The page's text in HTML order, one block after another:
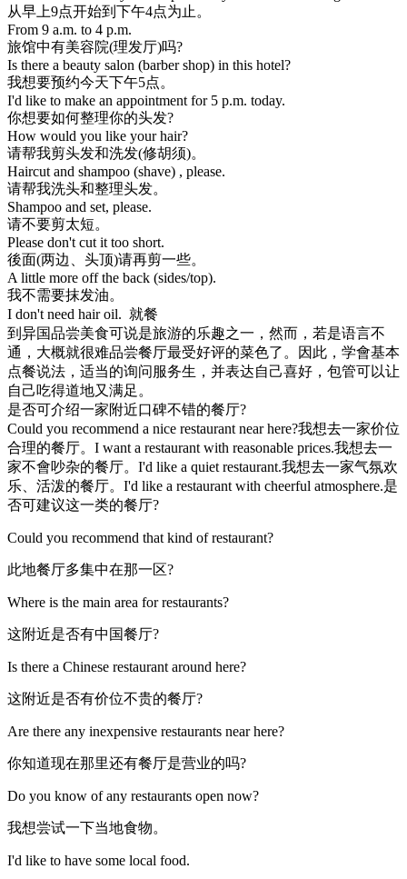
从早上9点开始到下午4点为止。
From 9 a.m. to 4 p.m.
旅馆中有美容院(理发厅)吗?
Is there a beauty salon (barber shop) in this hotel?
我想要预约今天下午5点。
I'd like to make an appointment for 5 p.m. today.
你想要如何整理你的头发?
How would you like your hair?
请帮我剪头发和洗发(修胡须)。
Haircut and shampoo (shave) , please.
请帮我洗头和整理头发。
Shampoo and set, please.
请不要剪太短。
Please don't cut it too short.
後面(两边、头顶)请再剪一些。
A little more off the back (sides/top).
我不需要抹发油。
I don't need hair oil. 就餐
到异国品尝美食可说是旅游的乐趣之一，然而，若是语言不
通，大概就很难品尝餐厅最受好评的菜色了。因此，学會基本
点餐说法，适当的询问服务生，并表达自己喜好，包管可以让
自己吃得道地又满足。
是否可介绍一家附近口碑不错的餐厅?
Could you recommend a nice restaurant near here?我想去一家价位
合理的餐厅。I want a restaurant with reasonable prices.我想去一
家不會吵杂的餐厅。I'd like a quiet restaurant.我想去一家气氛欢
乐、活泼的餐厅。I'd like a restaurant with cheerful atmosphere.是
否可建议这一类的餐厅?
Could you recommend that kind of restaurant?
此地餐厅多集中在那一区?
Where is the main area for restaurants?
这附近是否有中国餐厅?
Is there a Chinese restaurant around here?
这附近是否有价位不贵的餐厅?
Are there any inexpensive restaurants near here?
你知道现在那里还有餐厅是营业的吗?
Do you know of any restaurants open now?
我想尝试一下当地食物。
I'd like to have some local food.